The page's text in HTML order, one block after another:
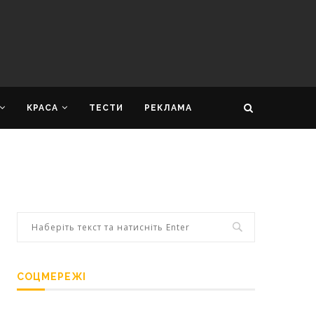
КРАСА ТЕСТИ РЕКЛАМА
СОЦМЕРЕЖІ